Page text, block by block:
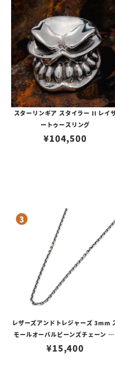
スターリンギア スタイラー II レイ
ートゥースリング
¥104,500
レザーズアンドトレジャーズ 3mm
モールオーバルビーンズチェーン w/
ロブスタークラスプ＆LTロゴプレート
¥15,400